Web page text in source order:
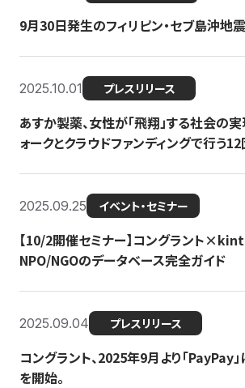
9月30日発生のフィリピン・セブ島沖地
2025.10.01 プレスリリース
あすか製薬、女性が「飛翔」する社会の実
ォークとクラウドファンディングで行う
2025.09.25 イベント・セミナー
【10/2開催セミナー】コングラント
NPO/NGOのデータベース完全ガイド
2025.09.04 プレスリリース
コングラント、2025年9月より「PayPay
を開始。